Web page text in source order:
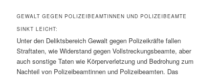
GEWALT GEGEN POLIZEIBEAMTINNEN UND POLIZEIBEAMTE
SINKT LEICHT:
Unter den Deliktsbereich Gewalt gegen Polizeikräfte fallen
Straftaten, wie Widerstand gegen Vollstreckungsbeamte, aber
auch sonstige Taten wie Körperverletzung und Bedrohung zum
Nachteil von Polizeibeamtinnen und Polizeibeamten. Das